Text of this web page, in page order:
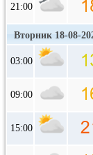
21:00
Вторник 18-08-
03:00
09:00
15:00